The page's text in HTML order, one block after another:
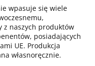
wpasuje się wiele
z naszych produktów
posiadających
UE. Produkcja
własnoręcznie.